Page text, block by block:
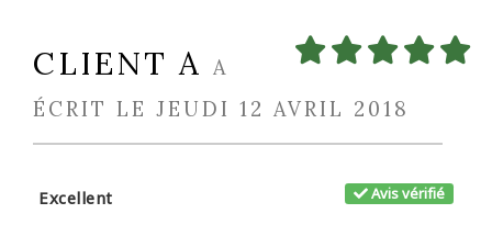
CLIENT A A
ÉCRIT LE JEUDI 12 AVRIL 2018
Avis vérifié
Excellent